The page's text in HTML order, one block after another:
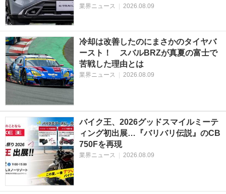
業界ニュース | 2026.08.09
冷却は改善したのにまさかのタイヤバ
ースト！ スバルBRZが真夏の富士で
苦戦した理由とは
業界ニュース | 2026.08.09
バイク王、2026グッドスマイルミーテ
ィング初出展…『バリバリ伝説』のCB
750Fを再現
業界ニュース | 2026.08.09